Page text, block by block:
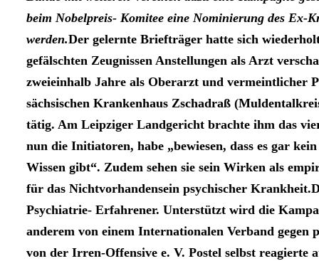
beim Nobelpreis- Komitee eine Nominierung des Ex-
werden.Der gelernte Briefträger hatte sich
gefälschten Zeugnissen Anstellungen als Arzt
zweieinhalb Jahre als Oberarzt und vermeintlicher
sächsischen Krankenhaus Zschadraß
tätig. Am Leipziger Landgericht brachte ihm das
nun die Initiatoren, habe „bewiesen, dass es gar
Wissen gibt“. Zudem sehen sie sein Wirken als
für das Nichtvorhandensein psychischer
Psychiatrie- Erfahrener. Unterstützt wird die
anderem von einem Internationalen Verband gegen
von der Irren-Offensive e. V. Postel selbst reagierte